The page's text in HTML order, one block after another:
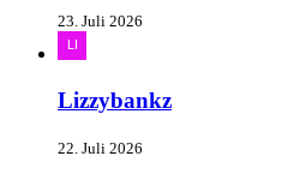
23. Juli 2026
Lizzybankz
22. Juli 2026